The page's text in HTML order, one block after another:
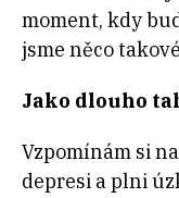
moment, kdy
jsme něco
Jako dlouho
Vzpomínám si
depresi a plni